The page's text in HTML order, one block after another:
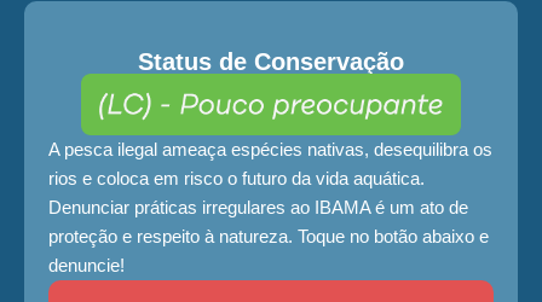
Status de Conservação
A pesca ilegal ameaça espécies nativas, desequilibra os
rios e coloca em risco o futuro da vida aquática.
Denunciar práticas irregulares ao IBAMA é um ato de
proteção e respeito à natureza. Toque no botão abaixo e
denuncie!